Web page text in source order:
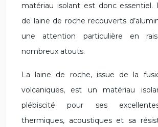
matériau isolant est donc essentiel.
de laine de roche recouverts
une attention particulière en
nombreux atouts.
La laine de roche, issue de la
volcaniques, est un matériau
plébiscité pour ses
thermiques, acoustiques et sa